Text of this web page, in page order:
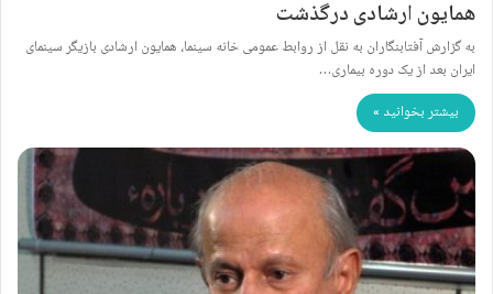
همایون ارشادی درگذشت
به گزارش آفتابنگاران به نقل از روابط عمومی خانه سینما، همایون ارشادی بازیگر سینمای
ایران بعد از یک دوره بیماری…
بیشتر بخوانید »